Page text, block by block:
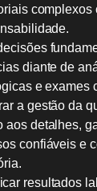
complexos
diante de
e exames
a gestão da
aos detalhes,
confiáveis e
resultados